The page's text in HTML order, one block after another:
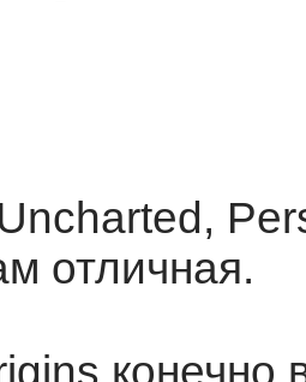
отличная.
конечно